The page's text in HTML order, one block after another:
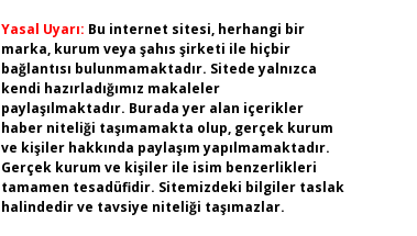
Yasal Uyarı: Bu internet sitesi, herhangi bir
marka, kurum veya şahıs şirketi ile hiçbir
bağlantısı bulunmamaktadır. Sitede yalnızca
kendi hazırladığımız makaleler
paylaşılmaktadır. Burada yer alan içerikler
haber niteliği taşımamakta olup, gerçek kurum
ve kişiler hakkında paylaşım yapılmamaktadır.
Gerçek kurum ve kişiler ile isim benzerlikleri
tamamen tesadüfidir. Sitemizdeki bilgiler taslak
halindedir ve tavsiye niteliği taşımazlar.